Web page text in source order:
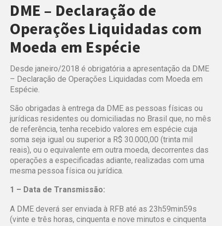
DME – Declaração de
Operações Liquidadas com
Moeda em Espécie
Desde janeiro/2018 é obrigatória a apresentação da DME
– Declaração de Operações Liquidadas com Moeda em
Espécie.
São obrigadas à entrega da DME as pessoas físicas ou
jurídicas residentes ou domiciliadas no Brasil que, no mês
de referência, tenha recebido valores em espécie cuja
soma seja igual ou superior a R$ 30.000,00 (trinta mil
reais), ou o equivalente em outra moeda, decorrentes das
operações a especificadas adiante, realizadas com uma
mesma pessoa física ou jurídica.
1 – Data de Transmissão:
A DME deverá ser enviada à RFB até as 23h59min59s
(vinte e três horas, cinquenta e nove minutos e cinquenta